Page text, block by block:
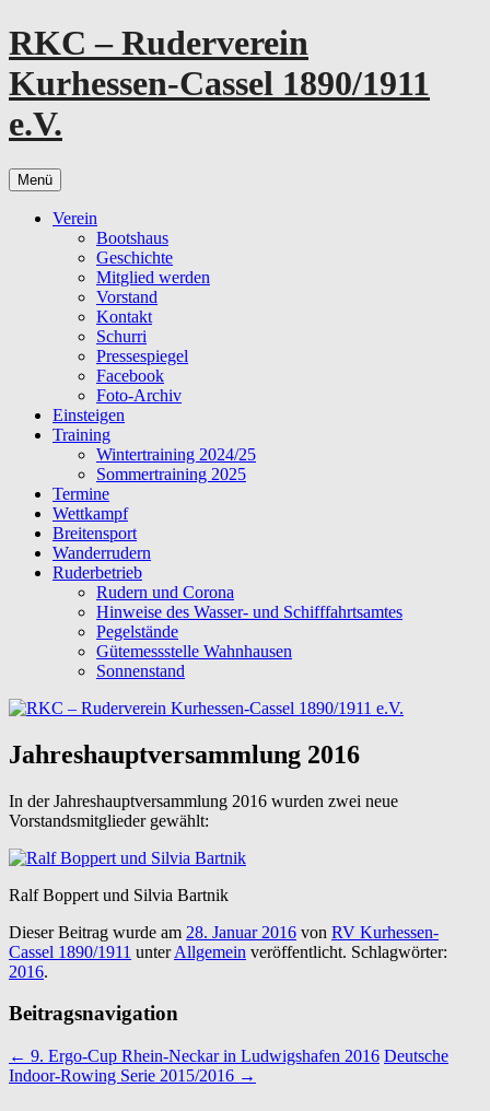
Zum
Inhalt
springen
RKC – Ruderverein
Kurhessen-Cassel 1890/1911
e.V.
Menü
Verein
Bootshaus
Geschichte
Mitglied werden
Vorstand
Kontakt
Schurri
Pressespiegel
Facebook
Foto-Archiv
Einsteigen
Training
Wintertraining 2024/25
Sommertraining 2025
Termine
Wettkampf
Breitensport
Wanderrudern
Ruderbetrieb
Rudern und Corona
Hinweise des Wasser- und Schifffahrtsamtes
Pegelstände
Gütemessstelle Wahnhausen
Sonnenstand
Jahreshauptversammlung 2016
In der Jahreshauptversammlung 2016 wurden zwei neue
Vorstandsmitglieder gewählt:
Ralf Boppert und Silvia Bartnik
Dieser Beitrag wurde am 28. Januar 2016 von RV Kurhessen-
Cassel 1890/1911 unterAllgemein veröffentlicht. Schlagwörter:
2016.
Beitragsnavigation
← 9. Ergo-Cup Rhein-Neckar in Ludwigshafen 2016 Deutsche
Indoor-Rowing Serie 2015/2016 →